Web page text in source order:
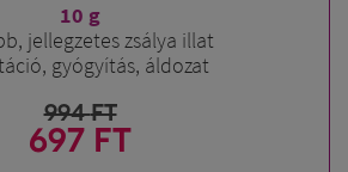
10 g
jellegzetes zsálya illat
gyógyítás, áldozat
994FT
697 FT